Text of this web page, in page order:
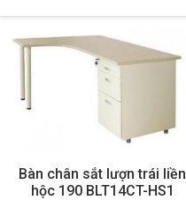
Bàn chân sắt lượn trái liền
hộc 190 BLT14CT-HS1